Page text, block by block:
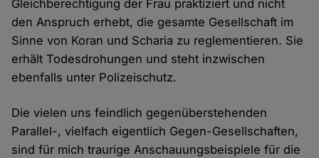
Gleichberechtigung der Frau praktiziert und nicht
den Anspruch erhebt, die gesamte Gesellschaft im
Sinne von Koran und Scharia zu reglementieren. Sie
erhält Todesdrohungen und steht inzwischen
ebenfalls unter Polizeischutz.
Die vielen uns feindlich gegenüberstehenden
Parallel-, vielfach eigentlich Gegen-Gesellschaften,
sind für mich traurige Anschauungsbeispiele für die